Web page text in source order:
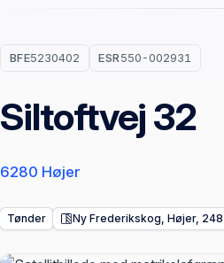
BFE5230402 ESR550-002931
Siltoftvej 32
6280 Højer
Tønder Ny Frederikskog, Højer,